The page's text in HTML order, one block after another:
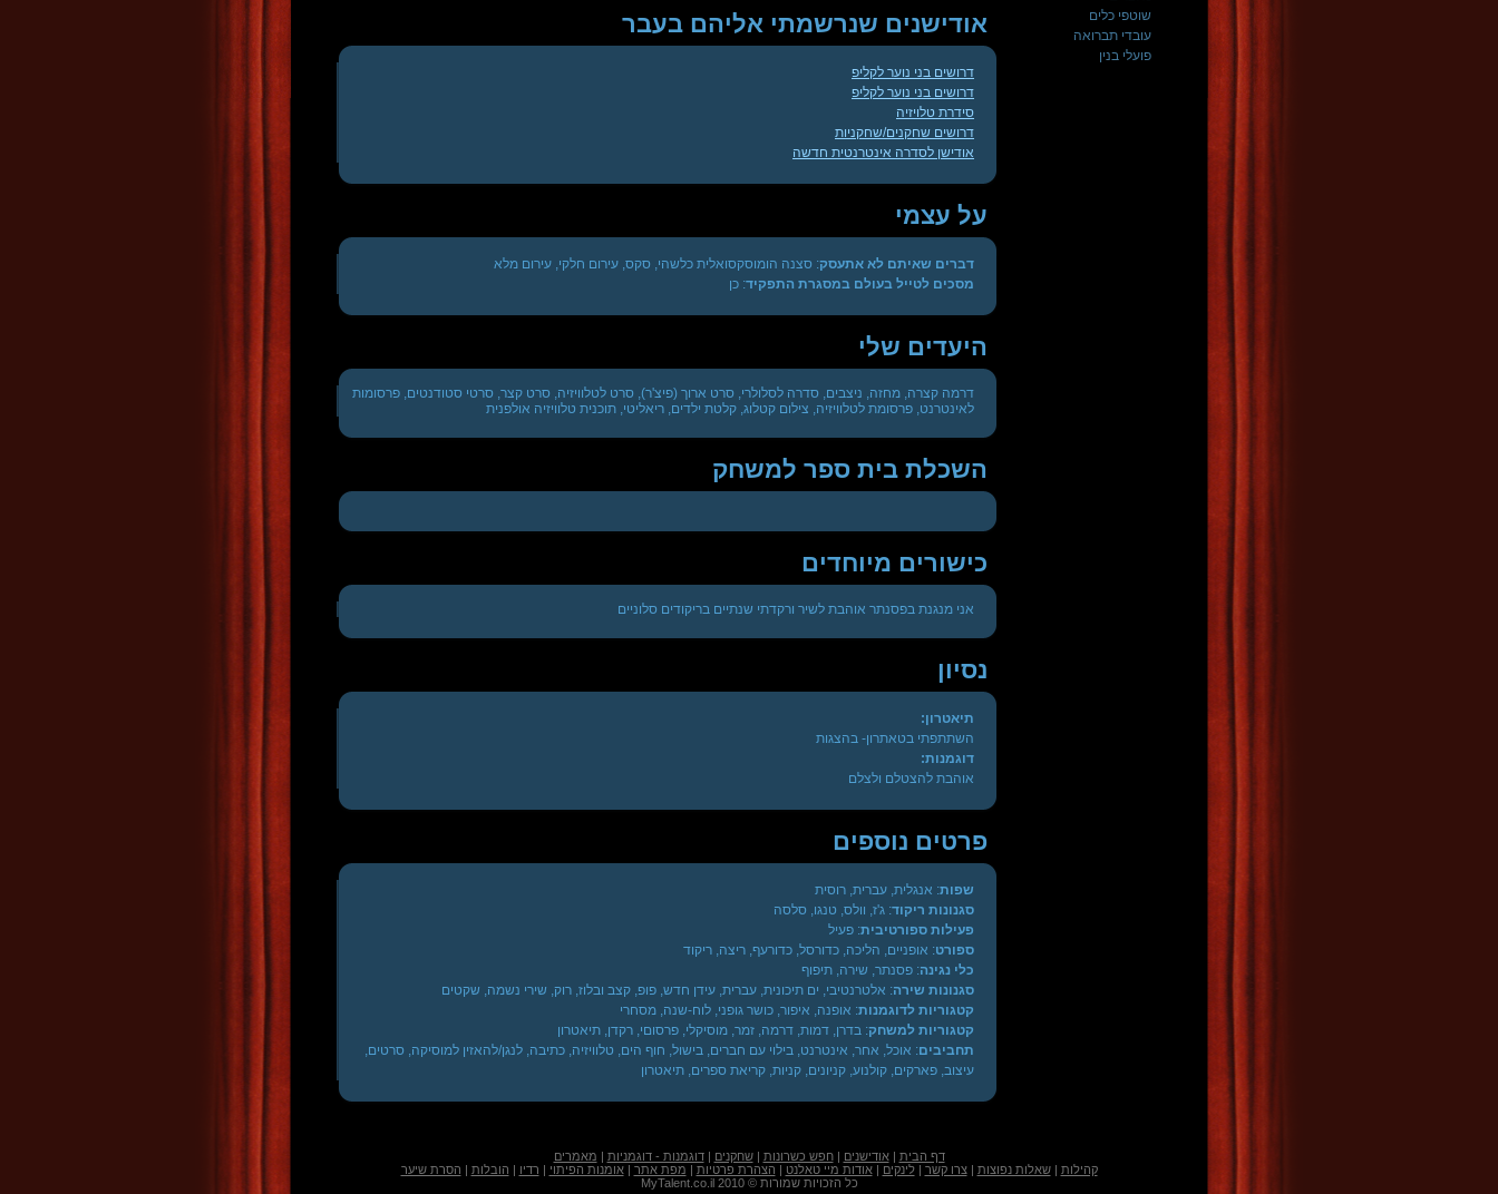
אודישנים שנרשמתי אליהם בעבר
דרושים בני נוער לקליפ
דרושים בני נוער לקליפ
סידרת טלויזיה
דרושים שחקנים/שחקניות
אודישן לסדרה אינטרנטית חדשה
על עצמי
דברים שאיתם לא אתעסק: סצנה הומוסקסואלית כלשהי, סקס, עירום חלקי, עירום מלא
מסכים לטייל בעולם במסגרת התפקיד: כן
היעדים שלי
דרמה קצרה, מחזה, ניצבים, סדרה לסלולרי, סרט ארוך (פיצ'ר), סרט לטלוויזיה, סרט קצר, סרטי סטודנטים, פרסומות
לאינטרנט, פרסומת לטלוויזיה, צילום קטלוג, קלטת ילדים, ריאליטי, תוכנית טלוויזיה אולפנית
השכלת בית ספר למשחק
כישורים מיוחדים
אני מנגנת בפסנתר אוהבת לשיר ורקדתי שנתיים בריקודים סלוניים
נסיון
תיאטרון:
השתתפתי בטאתרון- בהצגות
דוגמנות:
אוהבת להצטלם ולצלם
פרטים נוספים
שפות: אנגלית, עברית, רוסית
סגנונות ריקוד: ג'ז, וולס, טנגו, סלסה
פעילות ספורטיבית: פעיל
ספורט: אופניים, הליכה, כדורסל, כדורעף, ריצה, ריקוד
כלי נגינה: פסנתר, שירה, תיפוף
סגנונות שירה: אלטרנטיבי, ים תיכונית, עברית, עידן חדש, פופ, קצב ובלוז, רוק, שירי נשמה, שקטים
קטגוריות לדוגמנות: אופנה, איפור, כושר גופני, לוח-שנה, מסחרי
קטגוריות למשחק: בדרן, דמות, דרמה, זמר, מוסיקלי, פרסוםי, רקדן, תיאטרון
תחביבים: אוכל, אחר, אינטרנט, בילוי עם חברים, בישול, חוף הים, טלוויזיה, כתיבה, לנגן/להאזין למוסיקה, סרטים,
עיצוב, פארקים, קולנוע, קניונים, קניות, קריאת ספרים, תיאטרון
שוטפי כלים
עובדי תברואה
פועלי בנין
דף הבית |אודישנים |חפש כשרונות |שחקנים |דוגמנות - דוגמניות | מאמרים
קהילות |שאלות נפוצות |צרו קשר |לינקים |אודות מיי טאלנט | הצהרת פרטיות | מפת אתר |אומנות הפיתוי | רדיו | הובלות | הסרת שיער
כל הזכויות שמורות © 2010 MyTalent.co.il